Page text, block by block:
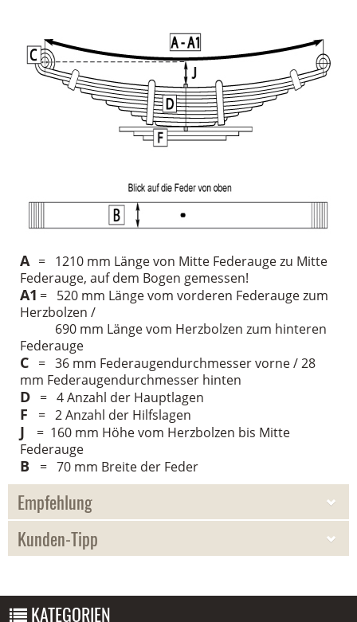
A = 1210 mm Länge von Mitte Federauge zu Mitte
Federauge, auf dem Bogen gemessen!
A1 = 520 mm Länge vom vorderen Federauge zum
Herzbolzen /
690 mm Länge vom Herzbolzen zum hinteren
Federauge
C = 36 mm Federaugendurchmesser vorne / 28
mm Federaugendurchmesser hinten
D = 4 Anzahl der Hauptlagen
F = 2 Anzahl der Hilfslagen
J
= 160 mm Höhe vom Herzbolzen bis Mitte
Federauge
B = 70 mm Breite der Feder
Empfehlung
WIR EMPFEHLEN IHNEN NOCH FOLGENDE
Kunden-Tipp
FOLGENDE ARTIKEL BESTELLT:
KATEGORIEN